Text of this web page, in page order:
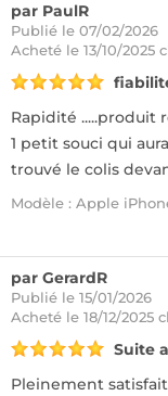
par PaulR
Publié le 07/02/2026
Acheté le 13/10/2025
Rapidité .....produit
1 petit souci qui
trouvé le colis
Modèle : Apple
par GerardR
Publié le 15/01/2026
Acheté le 18/12/2025
Suite
Pleinement satisfait